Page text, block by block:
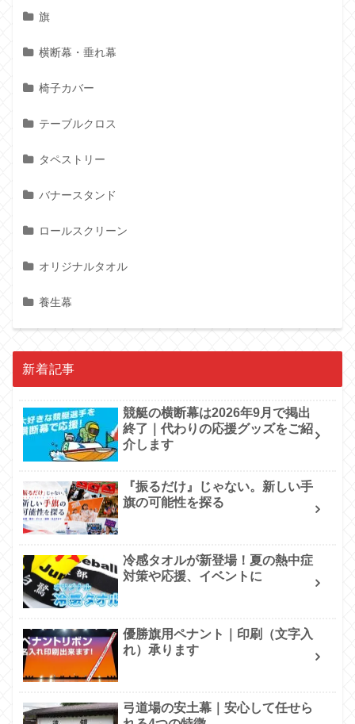
旗
横断幕・垂れ幕
椅子カバー
テーブルクロス
タペストリー
バナースタンド
ロールスクリーン
オリジナルタオル
養生幕
新着記事
競艇の横断幕は2026年9月で掲出
終了｜代わりの応援グッズをご紹
介します
『振るだけ』じゃない。新しい手
旗の可能性を探る
冷感タオルが新登場！夏の熱中症
対策や応援、イベントに
優勝旗用ペナント｜印刷（文字入
れ）承ります
弓道場の安土幕｜安心して任せら